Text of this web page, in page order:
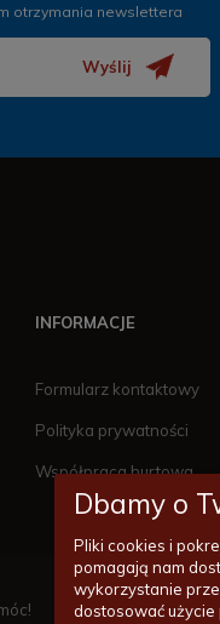
otrzymania newslettera
Wyślij
INFORMACJE
Formularz kontaktowy
Polityka prywatności
Współpraca hurtowa
14/620-11-55
Dbamy o
Pliki cookies i
pomagają nam
wykorzystanie
dostosować